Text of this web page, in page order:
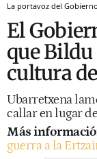
La portavoz del
El
que
cultura
Ubarretxena
callar en lugar
Más
guerra a la